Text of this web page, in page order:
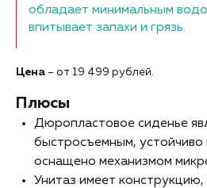
обладает минимальным
впитывает запахи и грязь.
Цена – от 19 499 рублей.
Плюсы
Дюропластовое сиденье
быстросъемным, устойчиво
оснащено механизмом
Унитаз имеет